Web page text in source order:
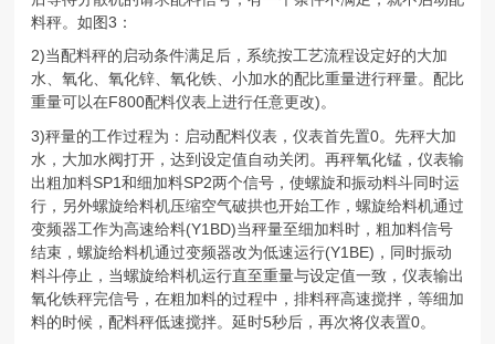
料秤。如图3：
2)当配料秤的启动条件满足后，系统按工艺流程设定好的大加
水、氧化、氧化锌、氧化铁、小加水的配比重量进行秤量。配比
重量可以在F800配料仪表上进行任意更改)。
3)秤量的工作过程为：启动配料仪表，仪表首先置0。先秤大加
水，大加水阀打开，达到设定值自动关闭。再秤氧化锰，仪表输
出粗加料SP1和细加料SP2两个信号，使螺旋和振动料斗同时运
行，另外螺旋给料机压缩空气破拱也开始工作，螺旋给料机通过
变频器工作为高速给料(Y1BD)当秤量至细加料时，粗加料信号
结束，螺旋给料机通过变频器改为低速运行(Y1BE)，同时振动
料斗停止，当螺旋给料机运行直至重量与设定值一致，仪表输出
氧化铁秤完信号，在粗加料的过程中，排料秤高速搅拌，等细加
料的时候，配料秤低速搅拌。延时5秒后，再次将仪表置0。